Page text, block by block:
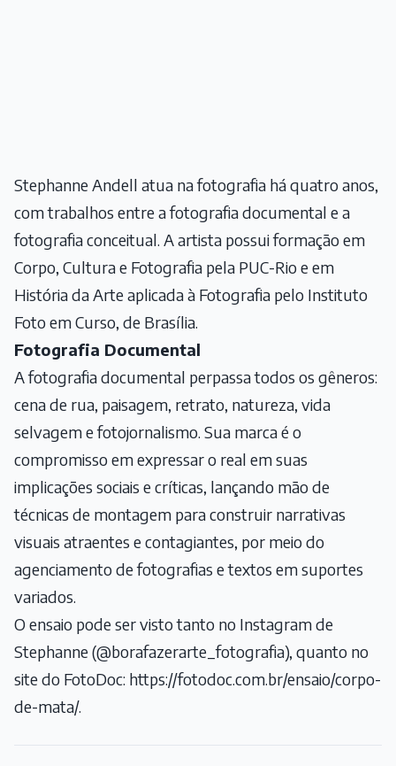
Stephanne Andell atua na fotografia há quatro anos,
com trabalhos entre a fotografia documental e a
fotografia conceitual. A artista possui formação em
Corpo, Cultura e Fotografia pela PUC-Rio e em
História da Arte aplicada à Fotografia pelo Instituto
Foto em Curso, de Brasília.
Fotografia Documental
A fotografia documental perpassa todos os gêneros:
cena de rua, paisagem, retrato, natureza, vida
selvagem e fotojornalismo. Sua marca é o
compromisso em expressar o real em suas
implicações sociais e críticas, lançando mão de
técnicas de montagem para construir narrativas
visuais atraentes e contagiantes, por meio do
agenciamento de fotografias e textos em suportes
variados.
O ensaio pode ser visto tanto no Instagram de
Stephanne (@borafazerarte_fotografia), quanto no
site do FotoDoc: https://fotodoc.com.br/ensaio/corpo-
de-mata/.